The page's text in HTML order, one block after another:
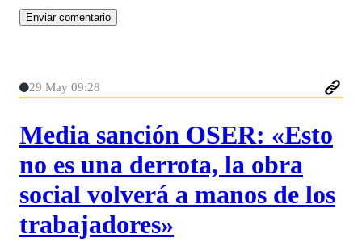
29 May 09:28
Media sanción OSER: «Esto
no es una derrota, la obra
social volverá a manos de los
trabajadores»